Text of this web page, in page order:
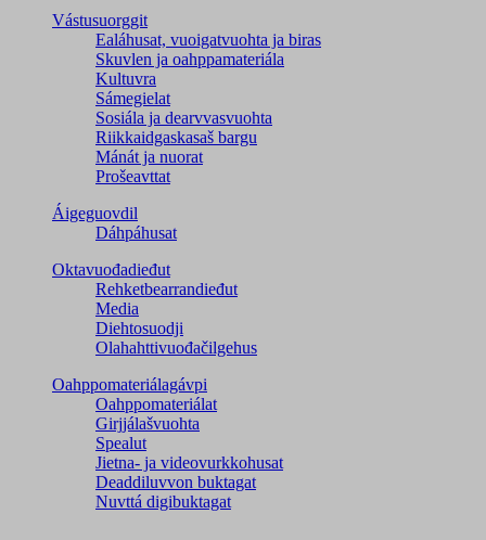
Vástusuorggit
Ealáhusat, vuoigatvuohta ja biras
Skuvlen ja oahppamateriála
Kultuvra
Sámegielat
Sosiála ja dearvvasvuohta
Riikkaidgaskasaš bargu
Mánát ja nuorat
Prošeavttat
Áigeguovdil
Dáhpáhusat
Oktavuođadieđut
Rehketbearrandieđut
Media
Diehtosuodji
Olahahttivuođačilgehus
Oahppomateriálagávpi
Oahppomateriálat
Girjjálašvuohta
Spealut
Jietna- ja videovurkkohusat
Deaddiluvvon buktagat
Nuvttá digibuktagat